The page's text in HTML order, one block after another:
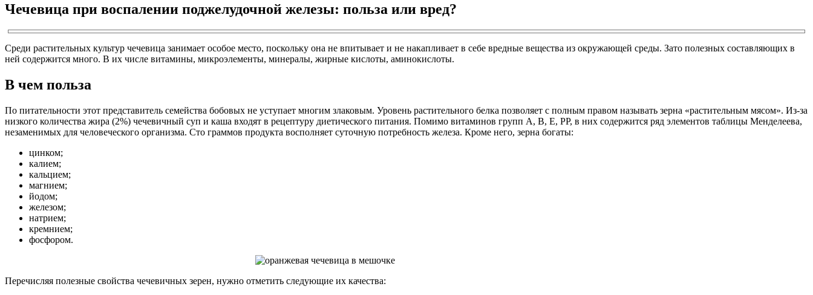
Чечевица при воспалении поджелудочной железы: польза или вред?
Среди растительных культур чечевица занимает особое место, поскольку она не впитывает и не накапливает в себе вредные вещества из окружающей среды. Зато полезных составляющих в
ней содержится много. В их числе витамины, микроэлементы, минералы, жирные кислоты, аминокислоты.
В чем польза
По питательности этот представитель семейства бобовых не уступает многим злаковым. Уровень растительного белка позволяет с полным правом называть зерна «растительным мясом». Из-за
низкого количества жира (2%) чечевичный суп и каша входят в рецептуру диетического питания. Помимо витаминов групп А, В, Е, РР, в них содержится ряд элементов таблицы Менделеева,
незаменимых для человеческого организма. Сто граммов продукта восполняет суточную потребность железа. Кроме него, зерна богаты:
цинком;
калием;
кальцием;
магнием;
йодом;
железом;
натрием;
кремнием;
фосфором.
Перечисляя полезные свойства чечевичных зерен, нужно отметить следующие их качества: